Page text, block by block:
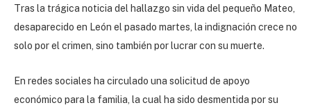
Tras la trágica noticia del hallazgo sin vida del pequeño Mateo,
desaparecido en León el pasado martes, la indignación crece no
solo por el crimen, sino también por lucrar con su muerte.
En redes sociales ha circulado una solicitud de apoyo
económico para la familia, la cual ha sido desmentida por su